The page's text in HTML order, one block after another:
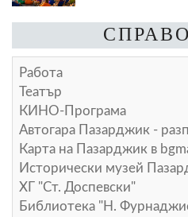
Работа
Театър
КИНО-Програма
Автогара Пазарджик -
Карта на Пазарджик в
Исторически музей
ХГ "Ст. Доспевски"
Библиотека "Н.